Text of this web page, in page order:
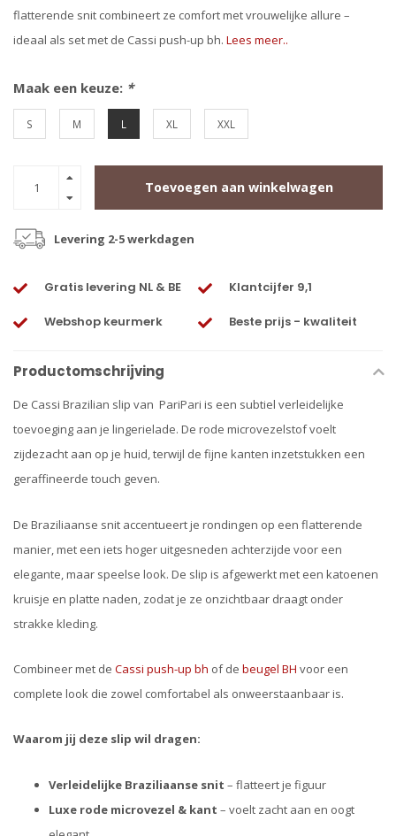
flatterende snit combineert ze comfort met vrouwelijke allure –
ideaal als set met de Cassi push-up bh. Lees meer..
Maak een keuze: *
S M L XL XXL
Toevoegen aan winkelwagen
Levering 2-5 werkdagen
Gratis levering NL & BE Klantcijfer 9,1
Webshop keurmerk Beste prijs - kwaliteit
Productomschrijving
De Cassi Brazilian slip van PariPari is een subtiel verleidelijke
toevoeging aan je lingerielade. De rode microvezelstof voelt
zijdezacht aan op je huid, terwijl de fijne kanten inzetstukken een
geraffineerde touch geven.
De Braziliaanse snit accentueert je rondingen op een flatterende
manier, met een iets hoger uitgesneden achterzijde voor een
elegante, maar speelse look. De slip is afgewerkt met een katoenen
kruisje en platte naden, zodat je ze onzichtbaar draagt onder
strakke kleding.
Combineer met de Cassi push-up bh of de beugel BH voor een
complete look die zowel comfortabel als onweerstaanbaar is.
Waarom jij deze slip wil dragen:
Verleidelijke Braziliaanse snit – flatteert je figuur
Luxe rode microvezel & kant – voelt zacht aan en oogt